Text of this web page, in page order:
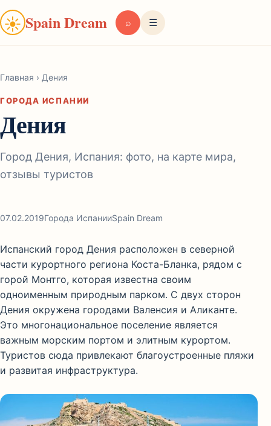
☀Spain Dream ⌕ ☰
Главная › Дения
ГОРОДА ИСПАНИИ
Дения
Город Дения, Испания: фото, на карте мира,
отзывы туристов
07.02.2019Города ИспанииSpain Dream
Испанский город Дения расположен в северной
части курортного региона Коста-Бланка, рядом с
горой Монтго, которая известна своим
одноименным природным парком. С двух сторон
Дения окружена городами Валенсия и Аликанте.
Это многонациональное поселение является
важным морским портом и элитным курортом.
Туристов сюда привлекают благоустроенные пляжи
и развитая инфраструктура.